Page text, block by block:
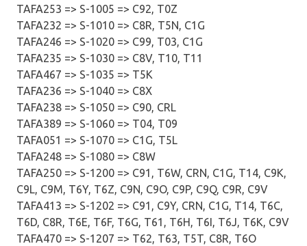
TAFA253 => S-1005 => C92, T0Z
TAFA232 => S-1010 => C8R, T5N, C1G
TAFA246 => S-1020 => C99, T03, C1G
TAFA235 => S-1030 => C8V, T10, T11
TAFA467 => S-1035 => T5K
TAFA236 => S-1040 => C8X
TAFA238 => S-1050 => C90, CRL
TAFA389 => S-1060 => T04, T09
TAFA051 => S-1070 => C1G, T5L
TAFA248 => S-1080 => C8W
TAFA250 => S-1200 => C91, T6W, CRN, C1G, T14, C9K,
C9L, C9M, T6Y, T6Z, C9N, C9O, C9P, C9Q, C9R, C9V
TAFA413 => S-1202 => C91, C9Y, CRN, C1G, T14, T6C,
T6D, C8R, T6E, T6F, T6G, T61, T6H, T6I, T6J, T6K, C9V
TAFA470 => S-1207 => T62, T63, T5T, C8R, T6O